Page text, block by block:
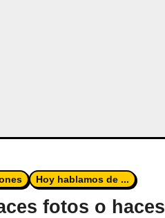
Hoy hablamos de ...
fotos o haces